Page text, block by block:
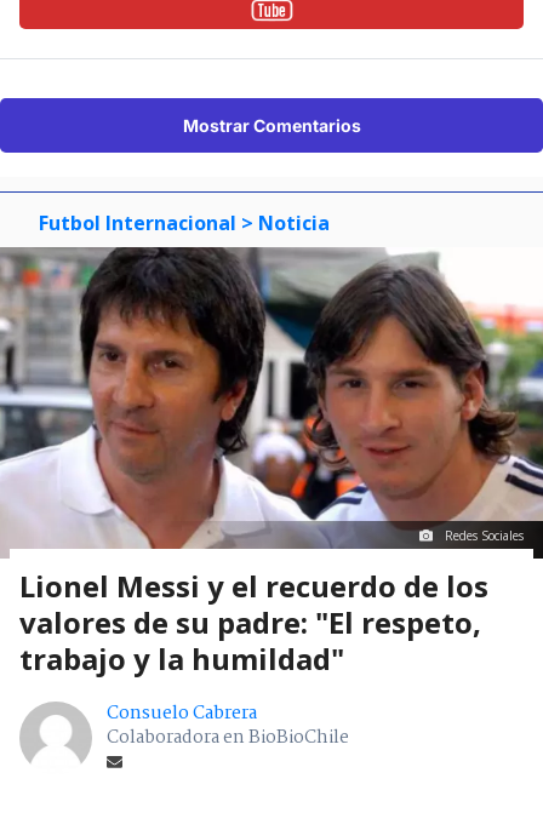
Mostrar Comentarios
Futbol Internacional > Noticia
Redes Sociales
Lionel Messi y el recuerdo de los
valores de su padre: "El respeto,
trabajo y la humildad"
Consuelo Cabrera
Colaboradora en BioBioChile